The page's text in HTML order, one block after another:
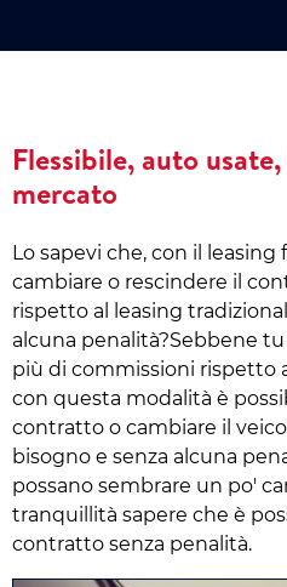
Flessibile, auto
mercato
Lo sapevi che, con il leasing
cambiare o rescindere il
rispetto al leasing
alcuna penalità?Sebbene
più di commissioni rispetto
con questa modalità è
contratto o cambiare il
bisogno e senza alcuna
possano sembrare un po'
tranquillità sapere che è
contratto senza penalità.